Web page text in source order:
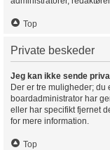
Top
Private beskeder
Jeg kan ikke sende
Der er tre muligheder; du
boardadministrator har
eller har specifikt fjernet
for mere information.
Top